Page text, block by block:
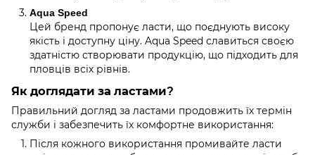
Aqua Speed
Цей бренд пропонує ласти, що поєднують високу
якість і доступну ціну. Aqua Speed славиться своєю
здатністю створювати продукцію, що підходить для
пловців всіх рівнів.
Як доглядати за ластами?
Правильний догляд за ластами продовжить їх термін
служби і забезпечить їх комфортне використання:
Після кожного використання промивайте ласти